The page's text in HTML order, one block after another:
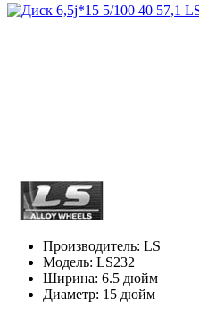
Производитель: LS
Модель: LS232
Ширина: 6.5 дюйм
Диаметр: 15 дюйм